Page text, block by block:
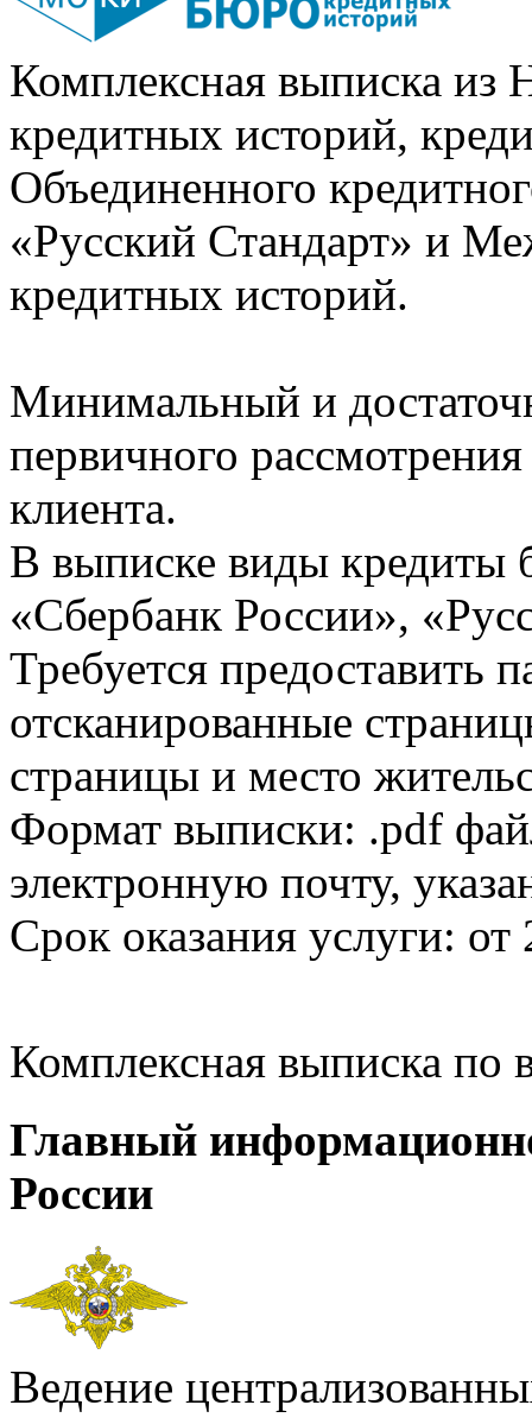
Комплексная выписка из
кредитных историй,
Объединенного
«Русский Стандарт» и
кредитных историй.
Минимальный и
первичного
клиента.
В выписке виды кредиты
«Сбербанк России»,
Требуется предоставить
отсканированные
страницы и место
Формат выписки: .pdf
электронную почту,
Срок оказания услуги: от
Комплексная выписка
Главный
России
Ведение